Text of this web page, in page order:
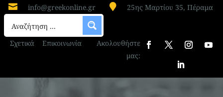
 info@greekonline.gr  25ης Μαρτίου 35, Πέραμα
Σχετικά Επικοινωνία
Ακολουθήστε
μας: